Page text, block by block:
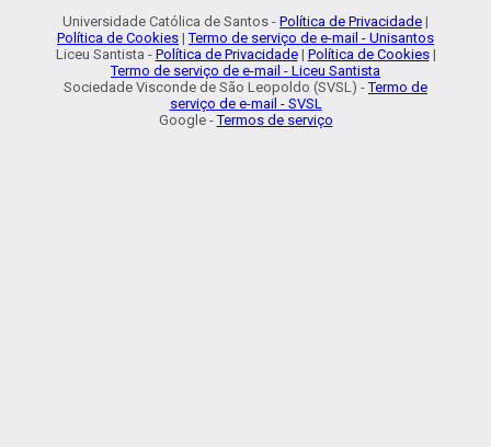
Universidade Católica de Santos - Política de Privacidade |
Política de Cookies |Termo de serviço de e-mail - Unisantos
Liceu Santista - Política de Privacidade| Política de Cookies|
Termo de serviço de e-mail - Liceu Santista
Sociedade Visconde de São Leopoldo (SVSL) -Termo de
serviço de e-mail - SVSL
Google -Termos de serviço